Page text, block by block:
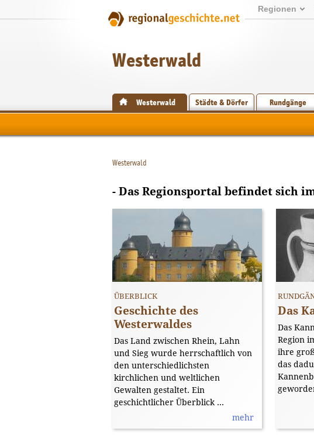
Regionen
Westerwald
Westerwald Städte & Dörfer Rundgänge
Westerwald
- Das Regionsportal befindet sich
Geschichte des
Westerwaldes
ÜBERBLICK
Von der alten Burg Humbach sind
keine sichtbaren Reste mehr
vorhanden
[Bild: gemeinfrei]
Das Land zwischen Rhein, Lahn
und Sieg wurde herrschaftlich von
den unterschiedlichsten
kirchlichen und weltlichen
Gewalten gestaltet. Ein
geschichtlicher Überblick ...
mehr
Das
[Bild:
Das
Region
ihre
das